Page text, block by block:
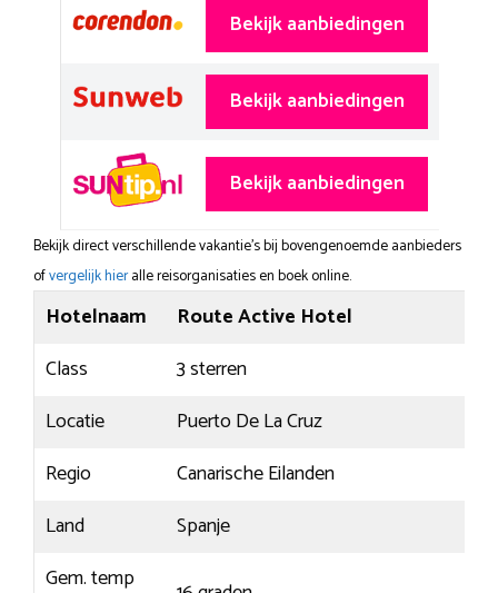
Bekijk aanbiedingen
Bekijk aanbiedingen
Bekijk aanbiedingen
Bekijk direct verschillende vakantie's bij bovengenoemde aanbieders
ofvergelijk hieralle reisorganisaties en boek online.
Hotelnaam
Route Active Hotel
Class
3 sterren
Locatie
Puerto De La Cruz
Regio
Canarische Eilanden
Land
Spanje
Gem. temp